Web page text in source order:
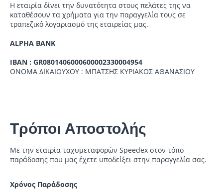
Η εταιρία δίνει την δυνατότητα στους πελάτες της να
καταθέσουν τα χρήματα για την παραγγελία τους σε
τραπεζικό λογαριασμό της εταιρείας μας.
ALPHA BANK
IBAN : GR0801406000600002330004954
ΟΝΟΜΑ ΔΙΚΑΙΟΥΧΟΥ : ΜΠΑΤΣΗΣ ΚΥΡΙΑΚΟΣ ΑΘΑΝΑΣΙΟΥ
Τρόποι Αποστολής
Με την εταιρία ταχυμεταφορών Speedex στον τόπο
παράδοσης που μας έχετε υποδείξει στην παραγγελία σας.
Χρόνος Παράδοσης